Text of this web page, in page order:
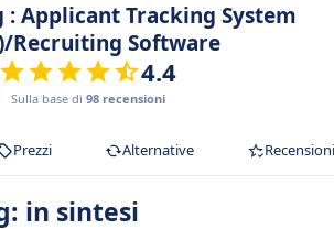
Applicant Tracking System
Recruiting Software
4.4
Sulla base di 98 recensioni
Prezzi Alternative Recensioni
in sintesi